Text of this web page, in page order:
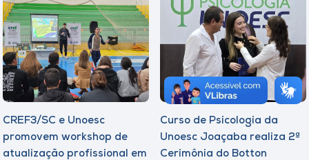
CREF3/SC e Unoesc
promovem workshop de
atualização profissional em
Curso de Psicologia da
Unoesc Joaçaba realiza 2ª
Cerimônia do Botton